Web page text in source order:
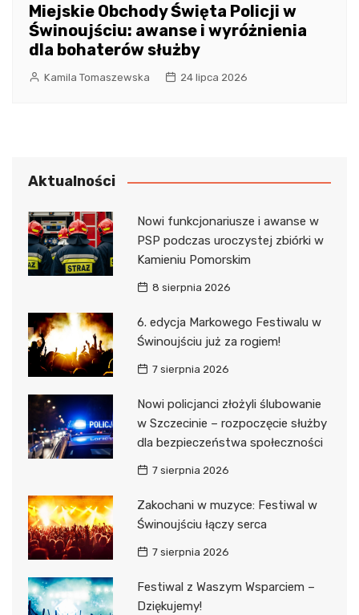
Miejskie Obchody Święta Policji w
Świnoujściu: awanse i wyróżnienia
dla bohaterów służby
Kamila Tomaszewska 24 lipca 2026
Aktualności
Nowi funkcjonariusze i awanse w
PSP podczas uroczystej zbiórki w
Kamieniu Pomorskim
8 sierpnia 2026
6. edycja Markowego Festiwalu w
Świnoujściu już za rogiem!
7 sierpnia 2026
Nowi policjanci złożyli ślubowanie
w Szczecinie – rozpoczęcie służby
dla bezpieczeństwa społeczności
7 sierpnia 2026
Zakochani w muzyce: Festiwal w
Świnoujściu łączy serca
7 sierpnia 2026
Festiwal z Waszym Wsparciem –
Dziękujemy!